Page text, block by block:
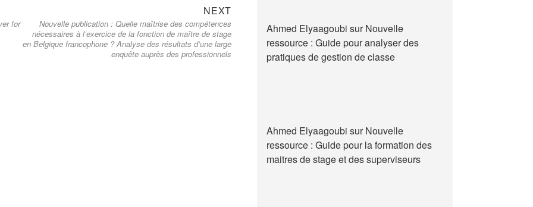
for
NEXTNext
post:
Nouvelle publication : Quelle maîtrise des compétences
nécessaires à l’exercice de la fonction de maître de stage
en Belgique francophone ? Analyse des résultats d’une large
enquête auprès des professionnels
Ahmed Elyaagoubi surNouvelle
ressource : Guide pour analyser des
pratiques de gestion de classe
Ahmed Elyaagoubi surNouvelle
ressource : Guide pour la formation des
maitres de stage et des superviseurs